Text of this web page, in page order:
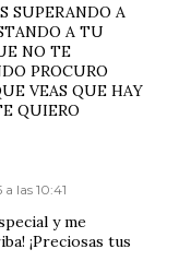
SUPERANDO A
A TU
NO TE
PROCURO
VEAS QUE HAY
QUIERO
las 10:41
y me
¡Preciosas tus